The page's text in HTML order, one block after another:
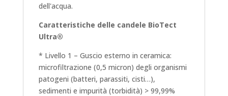
dell'acqua.
Caratteristiche delle candele BioTect
Ultra®
* Livello 1 – Guscio esterno in ceramica:
microfiltrazione (0,5 micron) degli organismi
patogeni (batteri, parassiti, cisti…),
sedimenti e impurità (torbidità) > 99,99%